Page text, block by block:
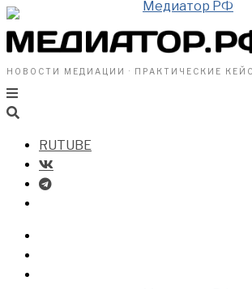
НОВОСТИ МЕДИАЦИИ · ПРАКТИЧЕСКИЕ
RUTUBE